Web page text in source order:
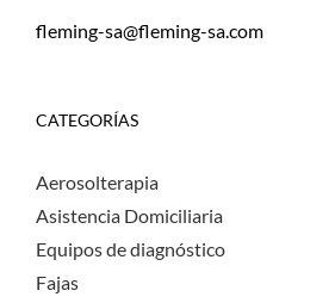
fleming-sa@fleming-sa.com
CATEGORÍAS
Aerosolterapia
Asistencia Domiciliaria
Equipos de diagnóstico
Fajas